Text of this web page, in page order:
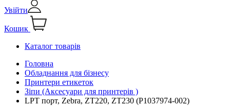
Увійти
Кошик
Каталог товарів
Головна
Обладнання для бізнесу
Принтери етикеток
Зіпи (Аксесуари для принтерів )
LPT порт, Zebra, ZT220, ZT230 (P1037974-002)